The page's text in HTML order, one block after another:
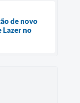
de novo
Lazer no